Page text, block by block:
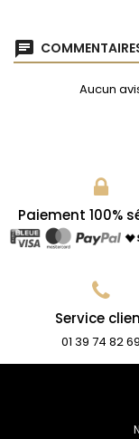
chat
Aucun
Paiement 100%
Service
01 39 74 82 69